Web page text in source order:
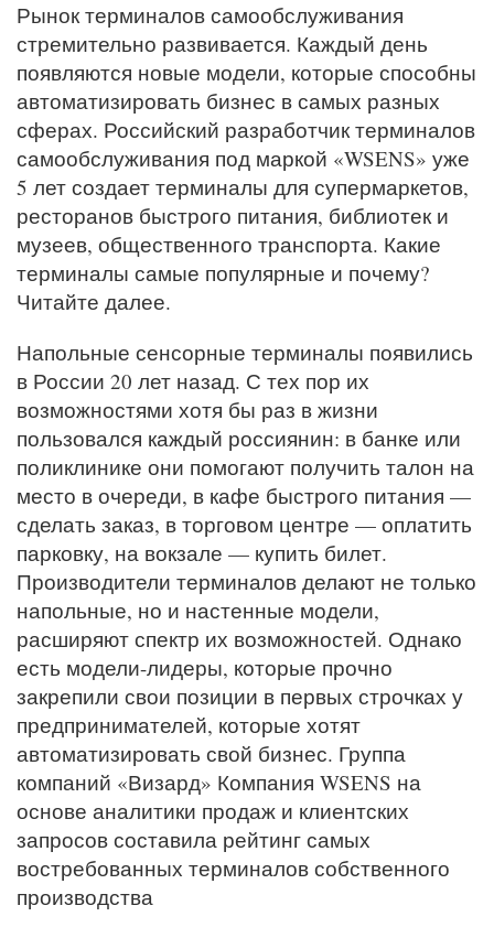
Рынок терминалов самообслуживания
стремительно развивается. Каждый день
появляются новые модели, которые способны
автоматизировать бизнес в самых разных
сферах. Российский разработчик терминалов
самообслуживания под маркой «WSENS» уже
5 лет создает терминалы для супермаркетов,
ресторанов быстрого питания, библиотек и
музеев, общественного транспорта. Какие
терминалы самые популярные и почему?
Читайте далее.
Напольные сенсорные терминалы появились
в России 20 лет назад. С тех пор их
возможностями хотя бы раз в жизни
пользовался каждый россиянин: в банке или
поликлинике они помогают получить талон на
место в очереди, в кафе быстрого питания —
сделать заказ, в торговом центре — оплатить
парковку, на вокзале — купить билет.
Производители терминалов делают не только
напольные, но и настенные модели,
расширяют спектр их возможностей. Однако
есть модели-лидеры, которые прочно
закрепили свои позиции в первых строчках у
предпринимателей, которые хотят
автоматизировать свой бизнес. Группа
компаний «Визард» Компания WSENS на
основе аналитики продаж и клиентских
запросов составила рейтинг самых
востребованных терминалов собственного
производства